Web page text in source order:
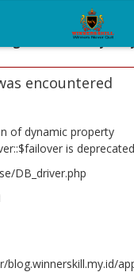
E_STRICT is
encountered
of dynamic property
is deprecated
DB_driver.php
blog.winnerskill.my.id/